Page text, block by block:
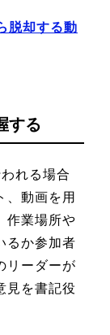
脱却する動
する
れる場合
、動画を用
作業場所や
るか参加者
リーダーが
見を書記役